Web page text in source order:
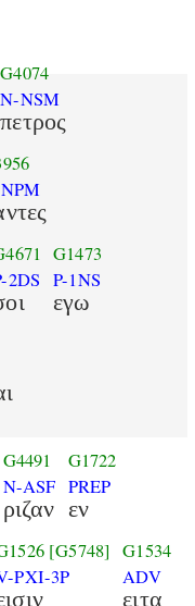
G4074
N-NSM
πετρος
2DS
G1473
P-1NS
εγω
G4491
N-ASF
ριζαν
G1722
PREP
εν
[G5748]
PXI-3P
G1534
ADV
ειτα